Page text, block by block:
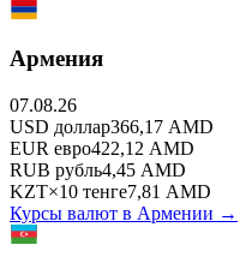
Армения
07.08.26
USD доллар366,17 AMD
EUR евро422,12 AMD
RUB рубль4,45 AMD
KZT×10 тенге7,81 AMD
Курсы валют в Армении →